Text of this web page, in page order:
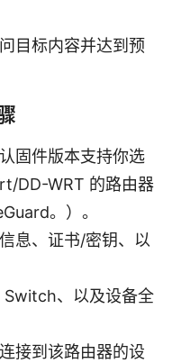
目标内容并达到预
固件版本支持你选
DD-WRT 的路由器
。）。
息、证书/密钥、以
Switch、以及设备全
接到该路由器的设